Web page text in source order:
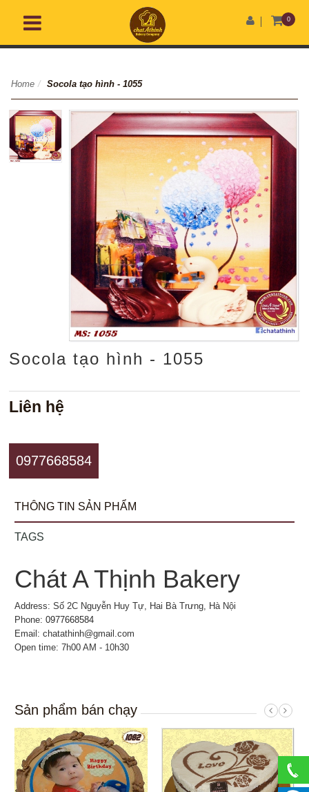
0
Home / Socola tạo hình - 1055
Socola tạo hình - 1055
Liên hệ
0977668584
THÔNG TIN SẢN PHẨM
TAGS
Chát A Thịnh Bakery
Address: Số 2C Nguyễn Huy Tự, Hai Bà Trưng, Hà Nội
Phone:0977668584
Email: chatathinh@gmail.com
Open time: 7h00 AM - 10h30
Sản phẩm bán chạy